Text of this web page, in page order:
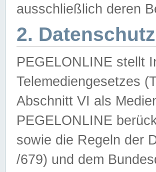
ausschließlich deren
2. Datenschutz
PEGELONLINE stellt
Telemediengesetzes
Abschnitt VI als
PEGELONLINE
sowie die Regeln der
/679) und dem